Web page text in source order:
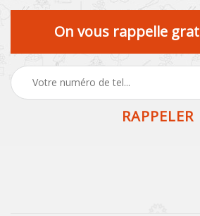
On vous rappelle